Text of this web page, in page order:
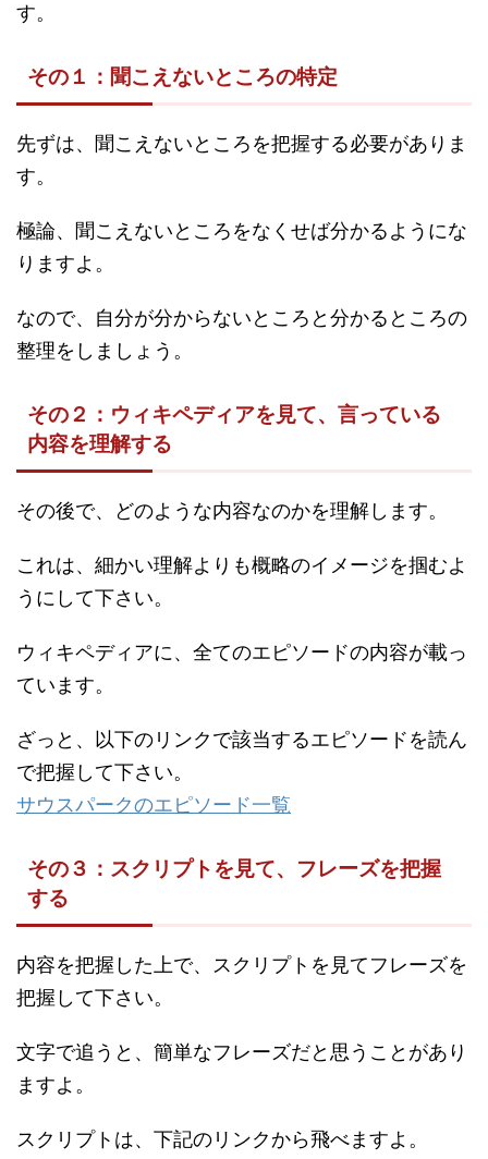
す。
その１：聞こえないところの特定
先ずは、聞こえないところを把握する必要がありま
す。
極論、聞こえないところをなくせば分かるようにな
りますよ。
なので、自分が分からないところと分かるところの
整理をしましょう。
その２：ウィキペディアを見て、言っている
内容を理解する
その後で、どのような内容なのかを理解します。
これは、細かい理解よりも概略のイメージを掴むよ
うにして下さい。
ウィキペディアに、全てのエピソードの内容が載っ
ています。
ざっと、以下のリンクで該当するエピソードを読ん
で把握して下さい。
サウスパークのエピソード一覧
その３：スクリプトを見て、フレーズを把握
する
内容を把握した上で、スクリプトを見てフレーズを
把握して下さい。
文字で追うと、簡単なフレーズだと思うことがあり
ますよ。
スクリプトは、下記のリンクから飛べますよ。